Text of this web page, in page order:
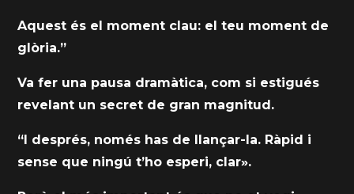
Aquest és el moment clau: el teu moment de
glòria.”
Va fer una pausa dramàtica, com si estigués
revelant un secret de gran magnitud.
“I després, només has de llançar-la. Ràpid i
sense que ningú t’ho esperi, clar».